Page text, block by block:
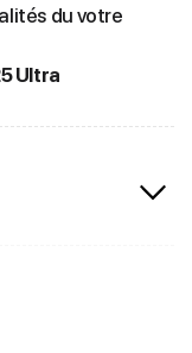
du votre
Ultra